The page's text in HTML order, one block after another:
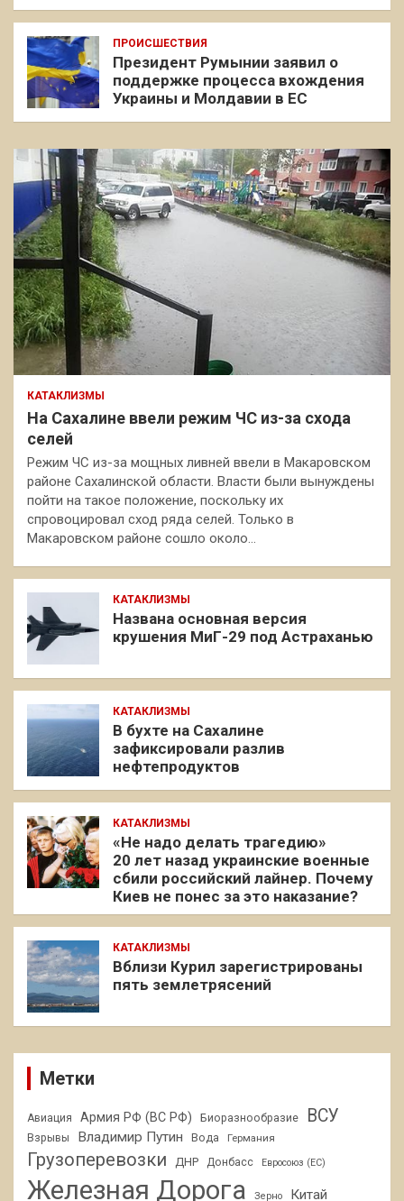
ПРОИСШЕСТВИЯ
Президент Румынии заявил о
поддержке процесса вхождения
Украины и Молдавии в ЕС
КАТАКЛИЗМЫ
На Сахалине ввели режим ЧС из-за схода
селей
Режим ЧС из-за мощных ливней ввели в Макаровском
районе Сахалинской области. Власти были вынуждены
пойти на такое положение, поскольку их
спровоцировал сход ряда селей. Только в
Макаровском районе сошло около…
КАТАКЛИЗМЫ
Названа основная версия
крушения МиГ-29 под Астраханью
КАТАКЛИЗМЫ
В бухте на Сахалине
зафиксировали разлив
нефтепродуктов
КАТАКЛИЗМЫ
«Не надо делать трагедию»
20 лет назад украинские военные
сбили российский лайнер. Почему
Киев не понес за это наказание?
КАТАКЛИЗМЫ
Вблизи Курил зарегистрированы
пять землетрясений
Метки
Авиация Армия РФ (ВС РФ) Биоразнообразие ВСУ
Взрывы Владимир Путин Вода Германия
Грузоперевозки ДНР Донбасс Евросоюз (ЕС)
Железная Дорога Зерно Китай